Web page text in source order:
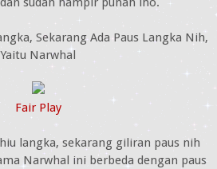
Sekarang Ada Paus Langka Nih,
Yaitu Narwhal
Fair Play
langka, sekarang giliran paus nih
Narwhal ini berbeda dengan paus